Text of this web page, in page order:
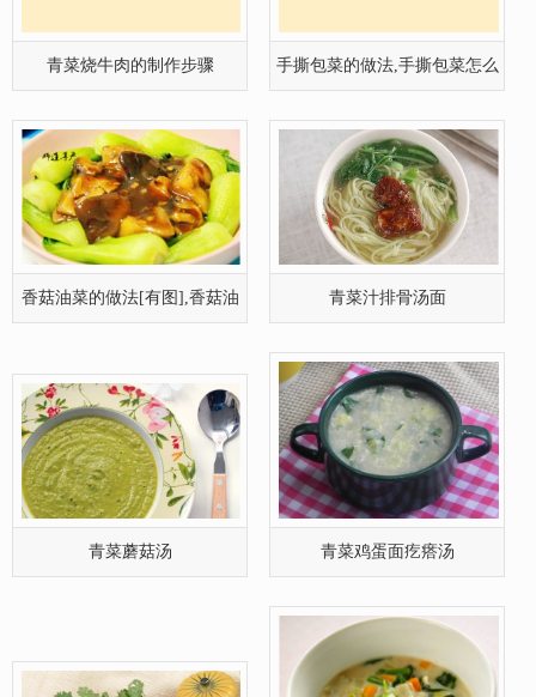
香菇油菜的做法[有图],香菇油 青菜汁排骨汤面
青菜蘑菇汤 青菜鸡蛋面疙瘩汤